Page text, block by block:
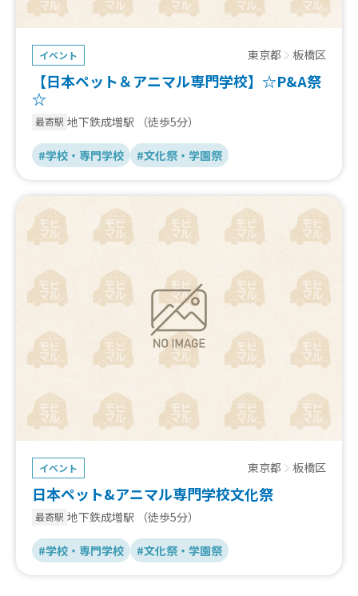
イベント 東京都 板橋区
【日本ペット＆アニマル専門学校】☆P&A祭
☆
最寄駅 地下鉄成増駅 （徒歩5分）
#学校・専門学校 #文化祭・学園祭
イベント 東京都 板橋区
日本ペット&アニマル専門学校文化祭
最寄駅 地下鉄成増駅 （徒歩5分）
#学校・専門学校 #文化祭・学園祭